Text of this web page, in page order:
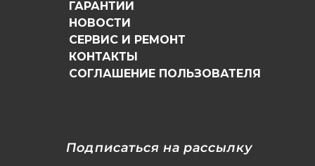
ГАРАНТИИ
НОВОСТИ
СЕРВИС И РЕМОНТ
КОНТАКТЫ
СОГЛАШЕНИЕ ПОЛЬЗОВАТЕЛЯ
Подписаться на рассылку